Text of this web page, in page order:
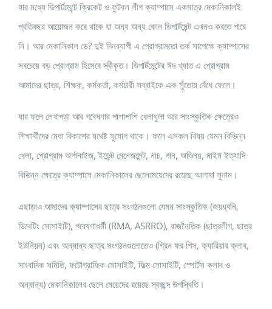
যার মধ্যে ডিপার্টমেন্টে ক্রিকেট ও ফুটবল লীগ ক্যাম্পাসে একমাত্র মেকানিকালই
প্রতিবছর আয়োজন করে থাকে যা অন্য অন্য কোন ডিপার্টমেন্ট এখনও করতে পারে
নি। আর মেকানিকাল ডে? দুই দিনব্যাপী এ প্রোগ্রামতো তর্ক সাপেক্ষে ক্যাম্পাসের
সবচেয়ে বড় প্রোগ্রাম হিসেবে স্বীকৃত। ডিপার্টমেন্টের ঈদ খ্যাত এ প্রোগ্রাম
আমাদের ছাত্র, শিক্ষক, কর্মকর্তা, কর্মচারী সব্বাইকে এক সূঁতোয় বেঁধে ফেলে।
যার ফলে লেখাপড়া আর গবেষণার পাশাপাশি খেলাধুলা আর সাংস্কৃতিক ক্ষেত্রেও
শিক্ষার্থীদের মেধা বিকাশের যথেষ্ট সুযোগ থাকে। ফলে এসকল বিষয় যেমন বিভিন্ন
খেলা, প্রোগ্রাম অর্গানাইজ, ইভেন্ট মেনেজমেন্ট, নাচ, গান, অভিনয়, মাইম ইত্যাদি
বিভিন্ন ক্ষেত্রে ক্যাম্পাসে মেকানিকালের ছেলেমেয়েদের রয়েছে আলাদা সুনাম।
এছাড়াও আমাদের ক্যাম্পাসের ছাত্র সংগঠনগুলো যেমন সাংস্কৃতিক (জয়ধ্বনি,
ডিবেটিং সোসাইটি), গবেষণাধর্মী (RMA, ASRRO), রাজনৈতিক (ছাত্রলীগ, ছাত্র
ইউনিয়ন) এবং অন্যান্য ছাত্র সংগঠনগুলোতেও (গ্রিন ফর পিস, ক্যারিয়ার ক্লাব,
সাংবাদিক সমিতি, ফটোগ্রাফিক সোসাইটি, ফিল্ম সোসাইটি, স্পোর্টস ক্লাব ও
অন্যান্য) মেকানিকালের ছেলে মেয়েদের রয়েছে স্বচ্ছন্দ উপস্থিতি।